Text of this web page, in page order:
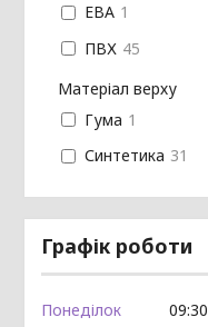
ЕВА 1
ПВХ 45
Матеріал верху
Гума 1
Синтетика 31
Графік роботи
Понеділок 09:30